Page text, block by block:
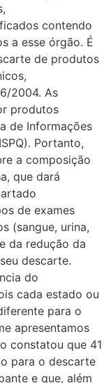
contendo
a esse órgão. É
de produtos
2004. As
produtos
de Informações
Portanto,
a composição
que dará
de exames
(sangue, urina,
da redução da
descarte.
do
cada estado ou
para o
apresentamos
constatou que 41
para o descarte
e que, além